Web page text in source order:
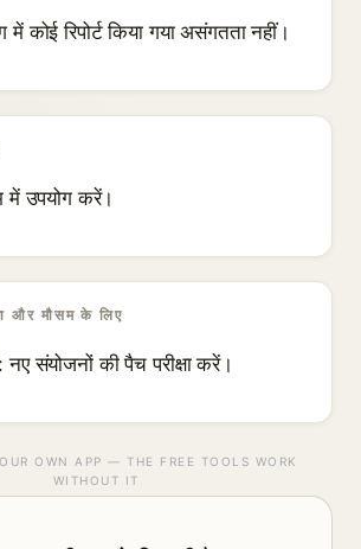
में कोई रिपोर्ट किया गया असंगतता नहीं।
में उपयोग करें।
और मौसम के लिए
नए संयोजनों की पैच परीक्षा करें।
OWN APP — THE FREE TOOLS WORK
WITHOUT IT